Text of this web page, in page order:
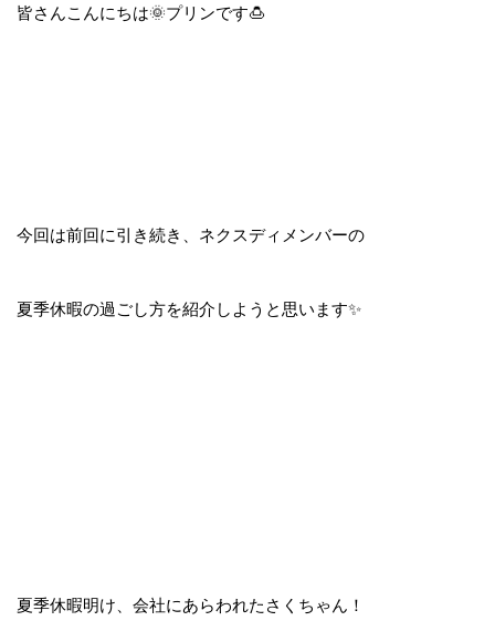
皆さんこんにちは🌞プリンです🍮
今回は前回に引き続き、ネクスディメンバーの
夏季休暇の過ごし方を紹介しようと思います✨
夏季休暇明け、会社にあらわれたさくちゃん！